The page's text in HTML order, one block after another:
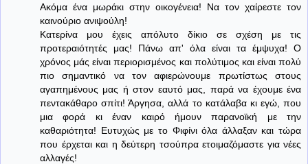
Ακόμα ένα μωράκι στην οικογένεια! Να τον χαίρεστε τον
καινούριο ανιψούλη!
Κατερίνα μου έχεις απόλυτο δίκιο σε σχέση με τις
προτεραιότητές μας! Πάνω απ' όλα είναι τα έμψυχα! Ο
χρόνος μάς είναι περιορισμένος και πολύτιμος και είναι πολύ
πιο σημαντικό να τον αφιερώνουμε πρωτίστως στους
αγαπημένους μας ή στον εαυτό μας, παρά να έχουμε ένα
πεντακάθαρο σπίτι! Άργησα, αλλά το κατάλαβα κι εγώ, που
μια φορά κι έναν καιρό ήμουν παρανοϊκή με την
καθαριότητα! Ευτυχώς με το Φιφίνι όλα άλλαξαν και τώρα
που έρχεται και η δεύτερη τσούπρα ετοιμαζόμαστε για νέες
αλλαγές!